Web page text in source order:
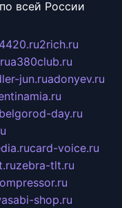
всей России
2rich.ru
a380club.ru
jun.ruadonyev.ru
belgorod-day.ru
card-voice.ru
zebra-tlt.ru
shop.ru